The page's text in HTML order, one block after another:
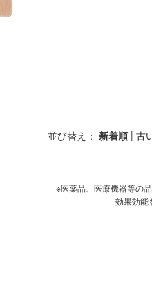
並び替え： 新着順 | 古
※医薬品、医療機器等の
効果効能